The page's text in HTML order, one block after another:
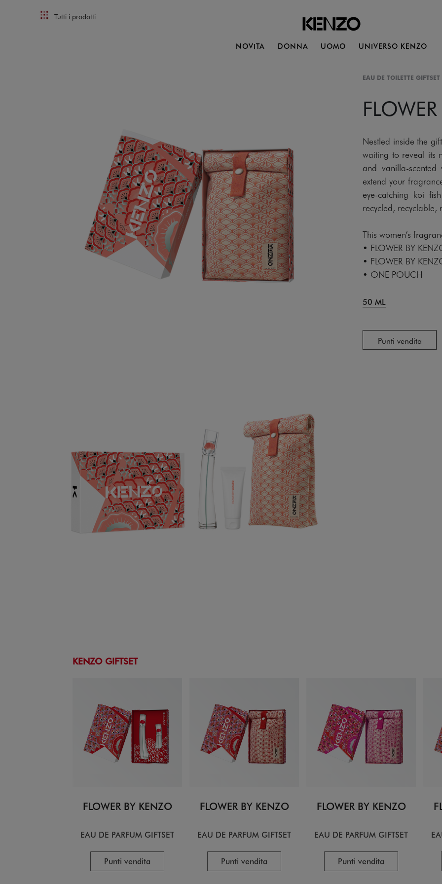
Tutti i prodotti
NOVITA DONNA UOMO UNIVERSO KENZO
EAU DE TOILETTE GIFTSET
Nestled inside the
waiting to reveal its
and vanilla-
extend your
eye-catching koi
recycled,
This women’s
• FLOWER BY
• FLOWER BY
• ONE POUCH
50 ML
Punti vendita
KENZO GIFTSET
FLOWER BY KENZO
EAU DE PARFUM GIFTSET
Punti vendita
FLOWER BY KENZO
EAU DE PARFUM GIFTSET
Punti vendita
FLOWER BY KENZO
EAU DE PARFUM GIFTSET
Punti vendita